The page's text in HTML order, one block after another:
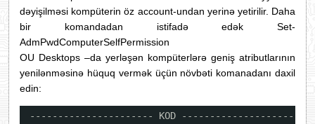
dəyişilməsi kompüterin öz account-undan yerinə yetirilir. Daha
bir komandadan istifadə edək Set-
AdmPwdComputerSelfPermission
OU Desktops –da yerləşən kompüterlərə geniş atributlarının
yenilənməsinə hüquq vermək üçün növbəti komanadanı daxil
edin:
---------------------- KOD ----------------------